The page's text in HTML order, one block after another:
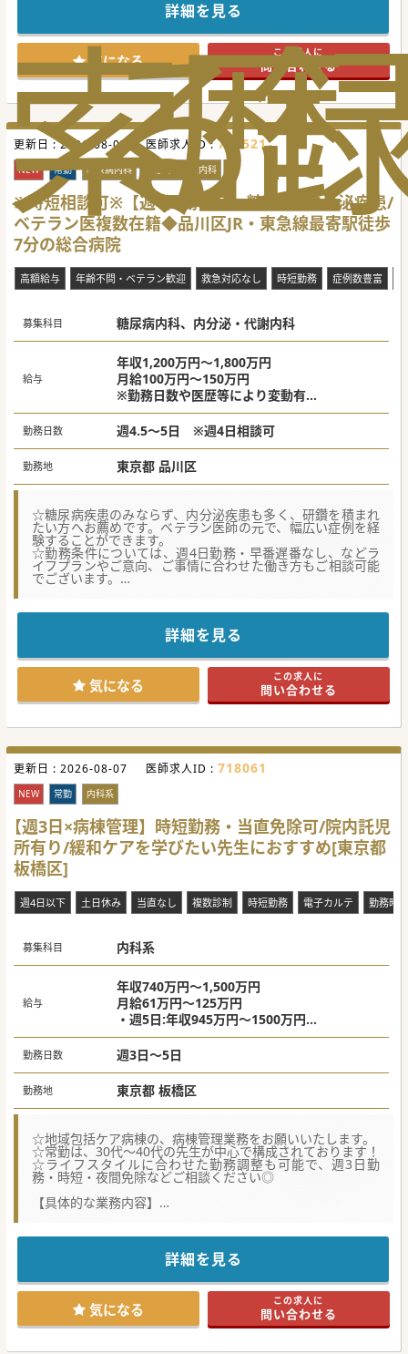
索
る
歴
■患者数増加と地域医療貢献のため1年前に開設している分
院です。地域の特性を熟知している法人でのご勤務になりま
す。
■現在ご勤務中の常勤ドクターがご家庭のご事情で已む無く
この6月末でご退職されます。その欠員を埋める募集です。
■訪問診療のご経験は一切問いません。科目も不問です。ご
経験よりも在宅医療への熱い“志”や“想い”を最重視しており
ます。
【職場環境と雰囲気】
■本院も含めて医師同士のカンファレンスやSlackでの相談
体制を構築。気軽にご質問や情報共有ができる風通しの良い
環境です。
■院長は本院で長く常勤勤務をされてきた方でとても温厚な
先生です。訪問診療のご経験も豊富な方ですのでご安心下さ
い。
■医師に限らず、看護師や職員・スタッフも30～40代と若
く、フットワークの軽い風土です。メリハリある働き方が可
能です。
【具体的な業務内容】
■看護師もしくは医療アシスタント、ドライバーとの3名体
で幅広く、様々な症状や疾患、その症例を経験頂けます。
■土日祝は完全オフになります。夜間や週末のOCについて
＃秋入職可
詳細を見る
気になる この求人に
問い合わせる
更新日 :2026-08-07 医師求人ID :736521
NEW 常勤 糖尿病内科 内分泌・代謝内科
※時短相談可※【週4日勤務可】糖尿病+内分泌疾患/
ベテラン医複数在籍◆品川区JR・東急線最寄駅徒歩
7分の総合病院
高額給与 年齢不問・ベテラン歓迎 救急対応なし 時短勤務 症例数豊富
募集科目 糖尿病内科、内分泌・代謝内科
給与
年収1,200万円～1,800万円
月給100万円～150万円
※勤務日数や医歴等により変動有
※当直手当は別途支給
勤務日数 週4.5～5日 ※週4日相談可
勤務地 東京都 品川区
☆糖尿病疾患のみならず、内分泌疾患も多く、研鑽を積まれ
たい方へお薦めです。ベテラン医師の元で、幅広い症例を経
験することができます。
☆勤務条件については、週4日勤務・早番遅番なし、などラ
イフプランやご意向、ご事情に合わせた働き方もご相談可能
でございます。
☆品川区JR/東急線最寄駅から、徒歩数分の立地も魅力の一つ
便でございます。
■元々、企業立病院の400床規模の一般病院であり、長い間
地域医療の要として最先端の医療サービスを提供していま
■大手法人グループに属しているため、最新の医療設備を多
く導入し、経営面での安定性と最新の医療インフラを備えて
■キャリアを積むには最適な環境が整っており、治験への積
極的な参加も可能で、新薬開発に寄与する経験を積む、など
多いに研鑽を積めます。
【職場環境と雰囲気】
■各診療科の垣根が低いため、他科の先生方との相談がしや
すい開放的な環境が整っています。現場職員の応対には定評
もございます。
■相談だけでなく、実践的な指導を受ける機会も豊富にあ
り、経験を積みたい先生にも成長できる環境が提供されてい
ます。
■メリハリをつけた働き方が奨励されており、有給休暇の取
得しやすさも職員にとって大きな魅力の一つとなっていま
す。
常症と糖尿病疾患から内分泌疾患まで幅広い症例を積むこと
ができます。
インスリン導入目的の入院、高血糖緊急症と幅広く受け入れ
をしております。
■指導医や専門医の経験豊富な常勤ドクターが在籍しており
ますので、そのもとで学びながら、しっかりと研鑽を積むこ
とができます。
＃秋入職可
詳細を見る
気になる この求人に
問い合わせる
更新日 : 2026-08-07 医師求人ID : 718061
NEW 常勤 内科系
【週3日×病棟管理】時短勤務・当直免除可/院内託児
所有り/緩和ケアを学びたい先生におすすめ[東京都
板橋区]
週4日以下 土日休み 当直なし 複数診制 時短勤務 電子カルテ 勤務時
募集科目 内科系
給与
年収740万円～1,500万円
月給61万円～125万円
・週5日:年収945万円〜1500万円
・週4日: 年収840万円〜1320万円
・週3日:年収740万円〜1150万円
勤務日数 週3日～5日
勤務地 東京都 板橋区
☆地域包括ケア病棟の、病棟管理業務をお願いいたします。
☆常勤は、30代～40代の先生が中心で構成されております！
☆ライフスタイルに合わせた勤務調整も可能で、週3日勤
務・時短・夜間免除などご相談ください◎
【具体的な業務内容】
■地域包括ケア病棟における約30床の病棟管理を担当し、患
す。
■訪問診療クリニックと連携し、在宅から搬送された患者様
を継続して診療するなど、切れ目のないシームレスな医療を
担います。
■多職種が参加するカンファレンスへ出席し、医学的な正し
さだけでなく患者様の価値観に寄り添った退院支援を共に行
っております。
詳細を見る
気になる この求人に
問い合わせる